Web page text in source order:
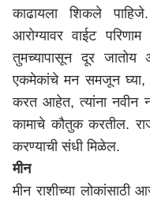
काढायला शिकले
आरोग्यावर वाईट
तुमच्यापासून दूर
एकमेकांचे मन समजून घ्या,
करत आहेत, त्यांना नवीन
कामाचे कौतुक करतील.
करण्याची संधी मिळेल.
मीन
मीन राशीच्या